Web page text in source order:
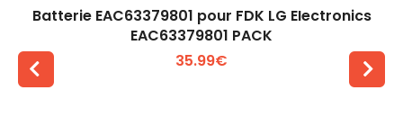
Batterie EAC63379801 pour FDK LG EIectronics
EAC63379801 PACK
35.99€